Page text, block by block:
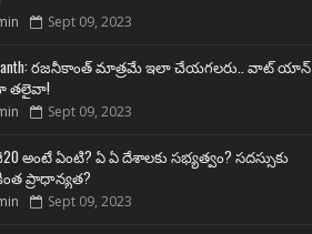
Sept 09, 2023
రజనీకాంత్ మాత్రమే ఇలా చేయగలరు.. వాట్ యాన్
తలైవా!
Sept 09, 2023
అంటే ఏంటి? ఏ ఏ దేశాలకు సభ్యత్వం? సదస్సుకు
ప్రాధాన్యత?
Sept 09, 2023